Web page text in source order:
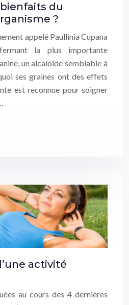
du
?
appelé Paullinia Cupana
la plus importante
un alcaloïde semblable à
ses graines ont des effets
est reconnue pour soigner
activité
au cours des 4 dernières